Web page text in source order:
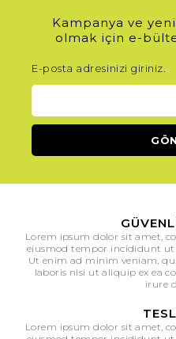
baktığımızda
temsil eder. Kim
Bu sebeple her şeyin
meylederiz. Sağlıklı bir
savunma
Cildimiz de
biliriz.Yüz bakım
İyi Bir Cilde
Su dokunduğu her
sabah uyanınca yüz
da spor yapmak
Kampanya ve
olmak için e-
E-posta adresinizi giriniz.
Lorem ipsum dolor sit amet,
eiusmod tempor incididunt
Ut enim ad minim veniam,
laboris nisi ut aliquip ex ea
irure
Lorem ipsum dolor sit amet,